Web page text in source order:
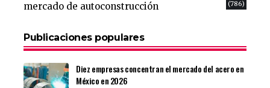
mercado de autoconstrucción
(786)
Publicaciones populares
Diez empresas concentran el mercado del acero en
México en 2026